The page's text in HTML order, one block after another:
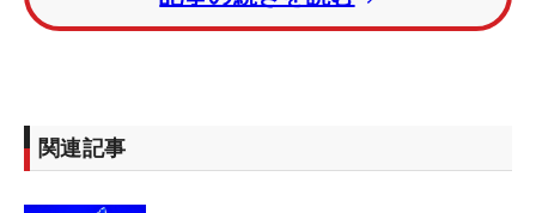
米国女子ツアーから帰国参戦しているホステスプロ
関連記事